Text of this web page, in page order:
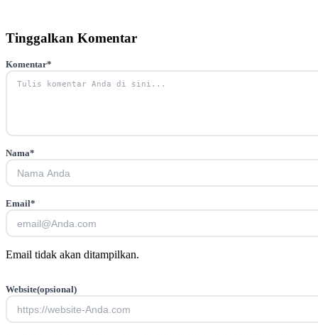
Tinggalkan Komentar
Komentar*
Nama*
Email*
Email tidak akan ditampilkan.
Website(opsional)